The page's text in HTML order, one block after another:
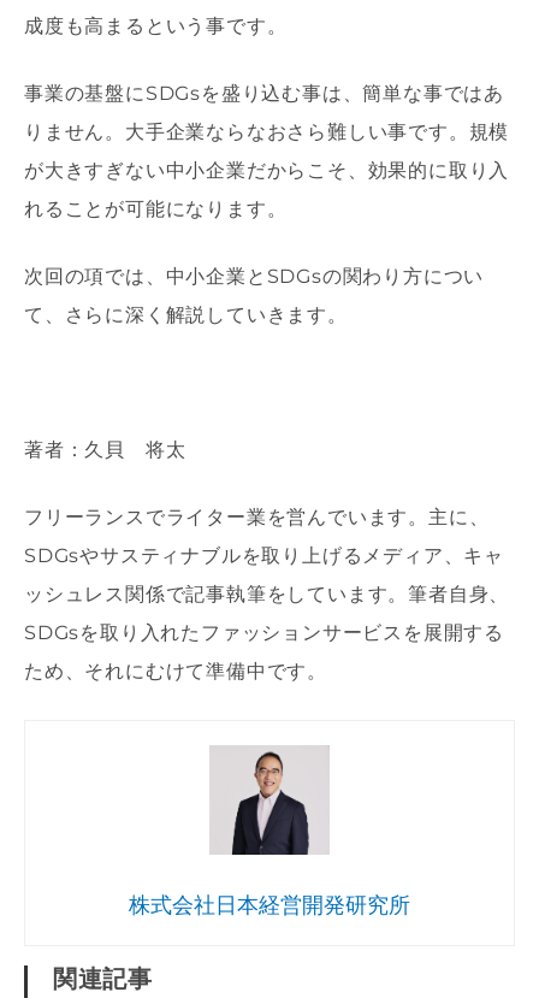
成度も高まるという事です。
事業の基盤にSDGsを盛り込む事は、簡単な事ではあ
りません。大手企業ならなおさら難しい事です。規模
が大きすぎない中小企業だからこそ、効果的に取り入
れることが可能になります。
次回の項では、中小企業とSDGsの関わり方につい
て、さらに深く解説していきます。
著者：久貝 将太
フリーランスでライター業を営んでいます。主に、
SDGsやサスティナブルを取り上げるメディア、キャ
ッシュレス関係で記事執筆をしています。筆者自身、
SDGsを取り入れたファッションサービスを展開する
ため、それにむけて準備中です。
株式会社日本経営開発研究所
関連記事